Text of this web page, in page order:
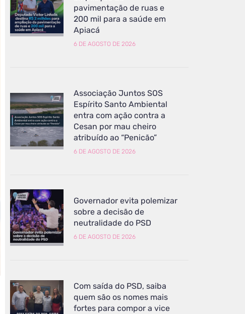
pavimentação de ruas e
200 mil para a saúde em
Apiacá
6 DE AGOSTO DE 2026
Associação Juntos SOS
Espírito Santo Ambiental
entra com ação contra a
Cesan por mau cheiro
atribuído ao “Penicão”
6 DE AGOSTO DE 2026
Governador evita polemizar
sobre a decisão de
neutralidade do PSD
6 DE AGOSTO DE 2026
Com saída do PSD, saiba
quem são os nomes mais
fortes para compor a vice